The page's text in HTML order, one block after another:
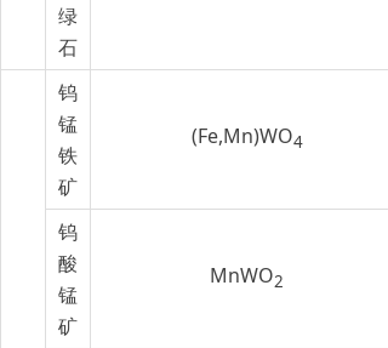
绿
石
钨
锰
铁
矿
(Fe,Mn)WO4
钨
酸
锰
矿
MnWO2